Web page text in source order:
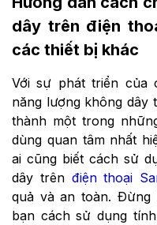
dây trên điện
các thiết bị khác
Với sự phát triển của
năng lượng không dây
thành một trong
dùng quan tâm nhất
ai cũng biết cách sử
dây trên điện thoại
quả và an toàn. Đừng
bạn cách sử dụng